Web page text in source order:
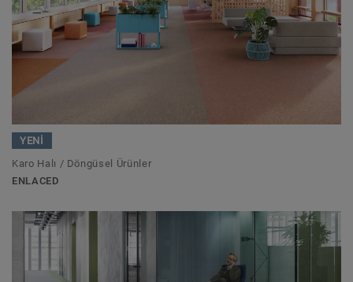
YENİ
Karo Halı / Döngüsel Ürünler
ENLACED